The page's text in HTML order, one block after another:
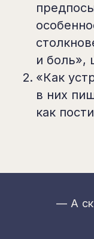
и боль»,
«Как
в них
как
— А